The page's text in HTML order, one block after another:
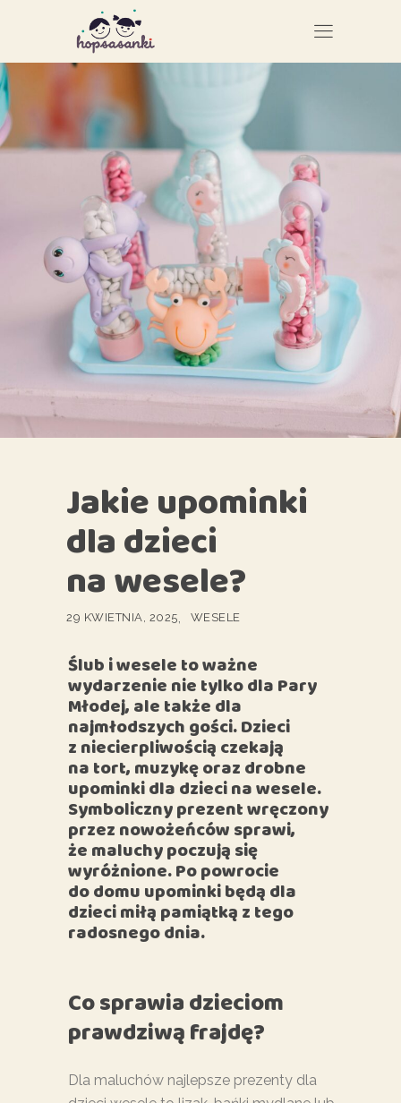
Jakie upominki
dla dzieci
na wesele?
29 KWIETNIA, 2025 WESELE
Ślub i wesele to ważne
wydarzenie nie tylko dla Pary
Młodej, ale także dla
najmłodszych gości. Dzieci
z niecierpliwością czekają
na tort, muzykę oraz drobne
upominki dla dzieci na wesele.
Symboliczny prezent wręczony
przez nowożeńców sprawi,
że maluchy poczują się
wyróżnione. Po powrocie
do domu upominki będą dla
dzieci miłą pamiątką z tego
radosnego dnia.
Co sprawia dzieciom
prawdziwą frajdę?
Dla maluchów najlepsze prezenty dla